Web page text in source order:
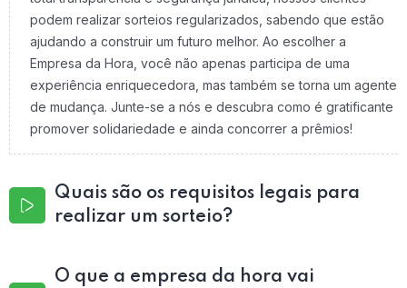
podem realizar sorteios regularizados, sabendo que estão
ajudando a construir um futuro melhor. Ao escolher a
Empresa da Hora, você não apenas participa de uma
experiência enriquecedora, mas também se torna um agente
de mudança. Junte-se a nós e descubra como é gratificante
promover solidariedade e ainda concorrer a prêmios!
Quais são os requisitos legais para
realizar um sorteio?
O que a empresa da hora vai